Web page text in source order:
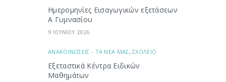
Ημερομηνίες Εισαγωγικών εξετάσεων
Α Γυμνασίου
9 ΙΟΥΝΙΟΥ 2026
ΑΝΑΚΟΙΝΩΣΕΙΣ - ΤΑ ΝΕΑ ΜΑΣ,ΣΧΟΛΕΙΟ
Εξεταστικά Κέντρα Ειδικών
Μαθημάτων